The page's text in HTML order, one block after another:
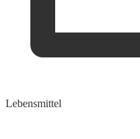
Lebensmittel